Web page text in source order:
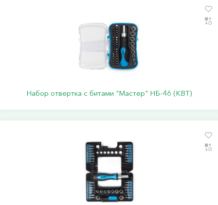
Набор отвертка с битами "Мастер" НБ-46 (КВТ)